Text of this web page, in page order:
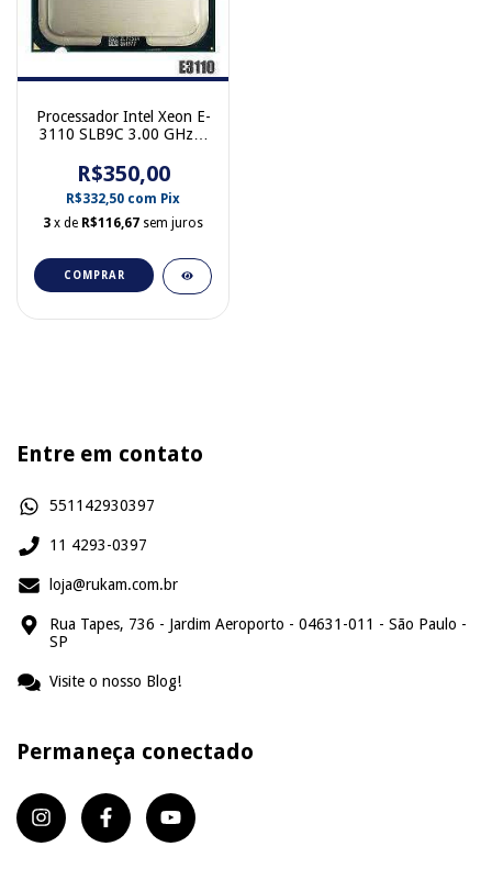
Processador Intel Xeon E-
3110 SLB9C 3.00 GHz 2
LGA775 TDP 65 W
R$350,00
R$332,50 com Pix
3 x de R$116,67 sem juros
COMPRAR
Entre em contato
551142930397
11 4293-0397
loja@rukam.com.br
Rua Tapes, 736 - Jardim Aeroporto - 04631-011 - São Paulo -
SP
Visite o nosso Blog!
Permaneça conectado